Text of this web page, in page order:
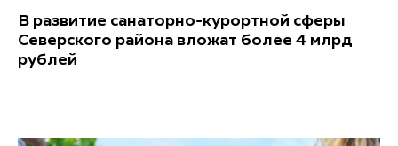
В развитие санаторно-курортной сферы
Северского района вложат более 4 млрд
рублей